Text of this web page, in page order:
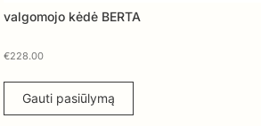
valgomojo kėdė BERTA
€228.00
Gauti pasiūlymą